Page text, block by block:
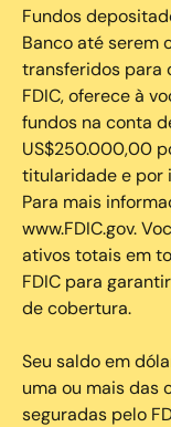
Fundos
Banco até serem
transferidos para
FDIC, oferece à
fundos na conta
US$250.000,00
titularidade e por
Para mais
www.FDIC.gov.
ativos totais em
FDIC para
de cobertura.
Seu saldo em
uma ou mais das
seguradas pelo